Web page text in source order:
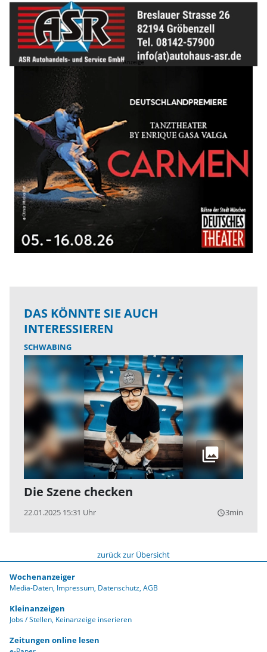
DAS KÖNNTE SIE AUCH
INTERESSIEREN
SCHWABING
Die Szene checken
22.01.2025 15:31 Uhr query_builder3min
zurück zur Übersicht
Wochenanzeiger
Media-Daten Impressum Datenschutz AGB
Kleinanzeigen
Jobs / Stellen Keinanzeige inserieren
Zeitungen online lesen